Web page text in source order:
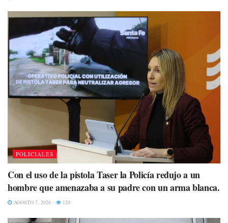
POLICIALES
Con el uso de la pistola Taser la Policía redujo a un
hombre que amenazaba a su padre con un arma blanca.
AGOSTO 7, 2026 120